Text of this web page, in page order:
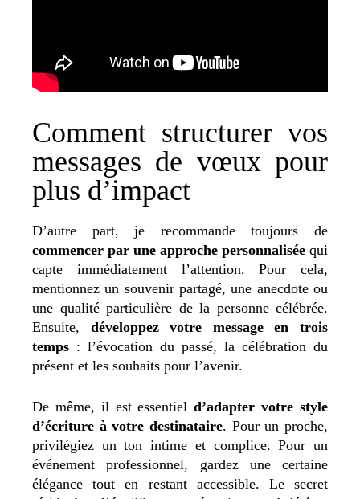
Comment structurer vos
messages de vœux pour
plus d’impact
D’autre part, je recommande toujours de
commencer par une approche personnalisée qui
capte immédiatement l’attention. Pour cela,
mentionnez un souvenir partagé, une anecdote ou
une qualité particulière de la personne célébrée.
Ensuite, développez votre message en trois
temps : l’évocation du passé, la célébration du
présent et les souhaits pour l’avenir.
De même, il est essentield’adapter votre style
d’écriture à votre destinataire. Pour un proche,
privilégiez un ton intime et complice. Pour un
événement professionnel, gardez une certaine
élégance tout en restant accessible. Le secret